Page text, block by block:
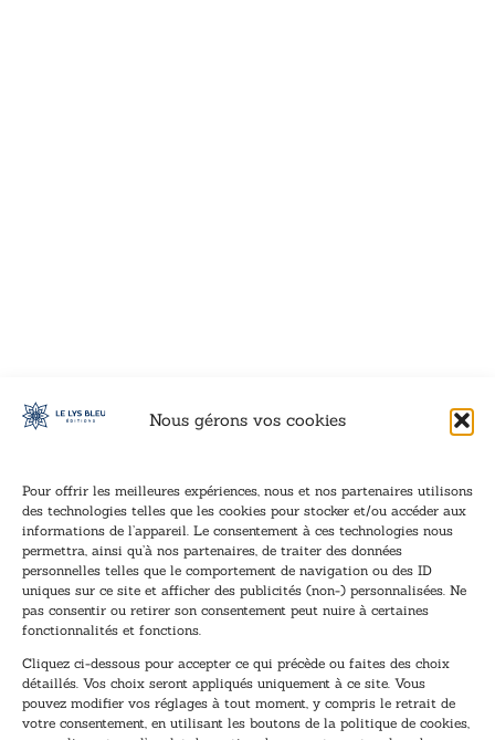
Nous gérons vos cookies
Pour offrir les meilleures expériences, nous et nos partenaires utilisons
des technologies telles que les cookies pour stocker et/ou accéder aux
informations de l’appareil. Le consentement à ces technologies nous
permettra, ainsi qu’à nos partenaires, de traiter des données
personnelles telles que le comportement de navigation ou des ID
uniques sur ce site et afficher des publicités (non-) personnalisées. Ne
pas consentir ou retirer son consentement peut nuire à certaines
fonctionnalités et fonctions.
Cliquez ci-dessous pour accepter ce qui précède ou faites des choix
détaillés. Vos choix seront appliqués uniquement à ce site. Vous
pouvez modifier vos réglages à tout moment, y compris le retrait de
votre consentement, en utilisant les boutons de la politique de cookies,
Inscription à la newsletter
Inscrivez-vous à notre newsletter et recevez nos
dernières nouvelles.
m
a
i
l
E
m
a
i
l
TENEZ-MOI AU COURANT !